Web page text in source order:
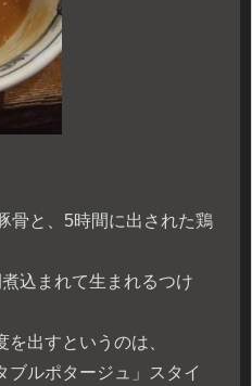
骨と、5時間に出された鶏
込まれて生まれるつけ
出すというのは、
ブルポタージュ」スタイ